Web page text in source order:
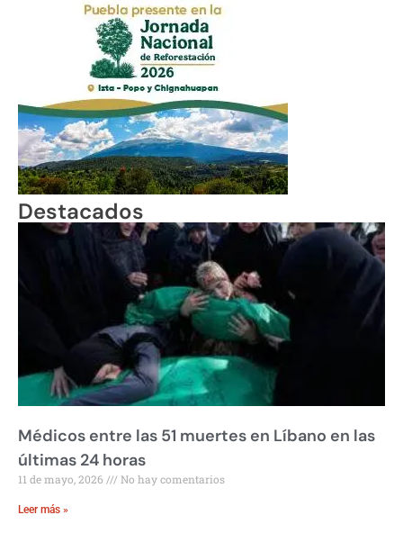
Destacados
Médicos entre las 51 muertes en Líbano en las
últimas 24 horas
11 de mayo, 2026 No hay comentarios
Leer más »